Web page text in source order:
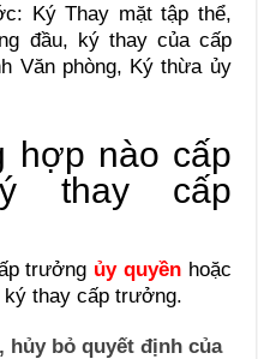
Ký Thay mặt tập thể,
đầu, ký thay của cấp
Văn phòng, Ký thừa ủy
hợp nào cấp
thay cấp
trưởng ủy quyền hoặc
thay cấp trưởng.
hủy bỏ quyết định của